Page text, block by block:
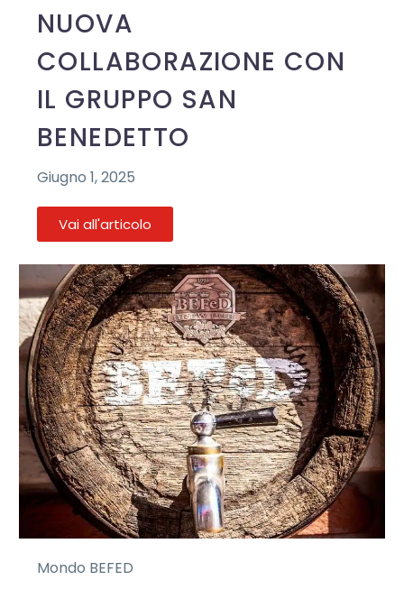
NUOVA
COLLABORAZIONE CON
IL GRUPPO SAN
BENEDETTO
Giugno 1, 2025
Vai all'articolo
Mondo BEFED